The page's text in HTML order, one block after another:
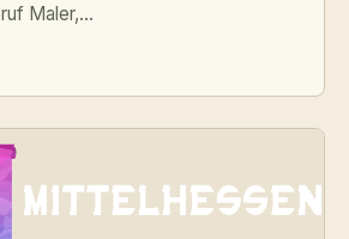
Maler,...